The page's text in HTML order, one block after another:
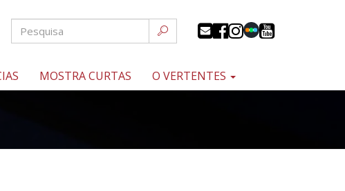
MOSTRA CURTAS O VERTENTES